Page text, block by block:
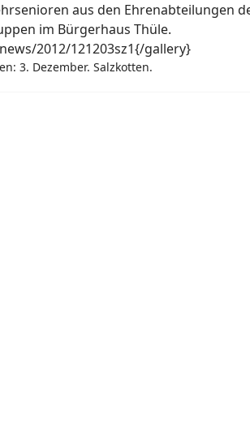
aus den Ehrenabteilungen
im Bürgerhaus Thüle.
2012/121203sz1{/gallery}
3. Dezember. Salzkotten.